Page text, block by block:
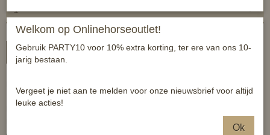
In winkelwagen
Korte klassieke jas met een kraag van imitatiebont. De jas heeft accenten in
Welkom op Onlinehorseoutlet!
Gebruik PARTY10 voor 10% extra korting, ter ere van ons 10-
jarig bestaan.
Vergeet je niet aan te melden voor onze nieuwsbrief voor altijd
leuke acties!
Ok